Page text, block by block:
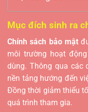
Mục đích sinh ra
Chính sách bảo mật
môi trường hoạt
dùng. Thông qua các
nền tảng hướng đến
Đồng thời giảm thiểu
quá trình tham gia.